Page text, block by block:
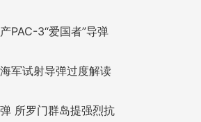
PAC-3“爱国者”导弹
军试射导弹过度解读
所罗门群岛提强烈抗